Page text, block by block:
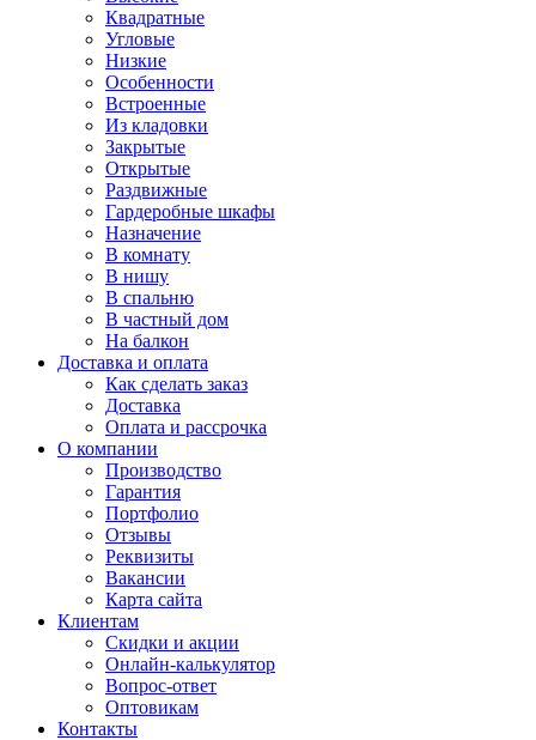
Квадратные
Угловые
Низкие
Особенности
Встроенные
Из кладовки
Закрытые
Открытые
Раздвижные
Гардеробные шкафы
Назначение
В комнату
В нишу
В спальню
В частный дом
На балкон
Доставка и оплата
Как сделать заказ
Доставка
Оплата и рассрочка
О компании
Производство
Гарантия
Портфолио
Отзывы
Реквизиты
Вакансии
Карта сайта
Клиентам
Скидки и акции
Онлайн-калькулятор
Вопрос-ответ
Оптовикам
Контакты